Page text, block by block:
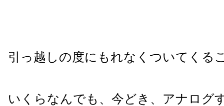
引っ越しの度にもれなくついてくる
いくらなんでも、今どき、アナログ